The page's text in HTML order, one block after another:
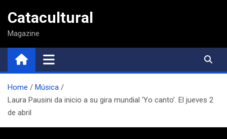
contenido
Catacultural
Magazine
Home
Música
Laura Pausini da inicio a su gira mundial ‘Yo canto’. El jueves 2
de abril